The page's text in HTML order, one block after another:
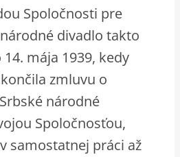
Spoločnosti pre
divadlo takto
mája 1939, kedy
zmluvu o
národné
Spoločnosťou,
samostatnej práci až